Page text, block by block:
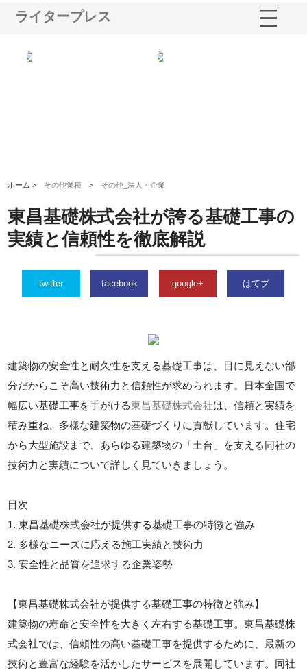
ライタープレス
ホーム > その他業種 > その他_法人・企業
東昌基礎株式会社が誇る基礎工事の
実績と信頼性を徹底解説
twitter facebook google+ はてブ
建築物の安全性と耐久性を支える基礎工事は、目に見えない部
分だからこそ高い技術力と信頼性が求められます。日本全国で
幅広い基礎工事を手がける東昌基礎株式会社は、信頼と実績を
積み重ね、多様な建築物の基礎づくりに貢献しています。住宅
から大型施設まで、あらゆる建築物の「土台」を支える同社の
技術力と実績について詳しく見ていきましょう。
目次
1. 東昌基礎株式会社が提供する基礎工事の特徴と強み
2. 多様なニーズに応える施工実績と技術力
3. 安全性と品質を追求する企業姿勢
【東昌基礎株式会社が提供する基礎工事の特徴と強み】
建築物の寿命と安全性を大きく左右する基礎工事。東昌基礎株
式会社では、信頼性の高い基礎工事を提供するために、最新の
技術と豊富な経験を活かしたサービスを展開しています。同社